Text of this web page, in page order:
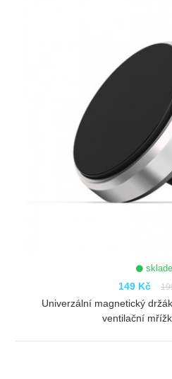
149 Kč
Univerzální magnetický
ventilační